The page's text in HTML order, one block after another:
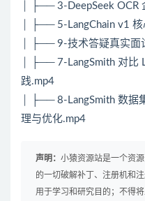
│ ├── 3-DeepSeek OCR
│ ├── 5-LangChain v1
│ ├── 9-技术答疑真实面
│ ├── 7-LangSmith 对比
践.mp4
│ ├── 8-LangSmith 数据
理与优化.mp4
声明： 小猿资源站是一个资
的一切破解补丁、注册机和
用于学习和研究目的；不得